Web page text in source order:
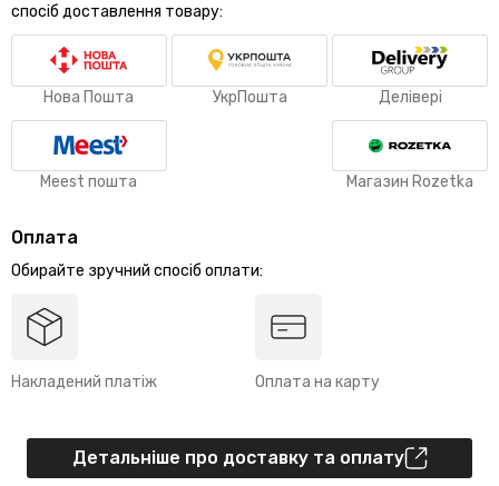
спосіб доставлення товару:
Нова Пошта УкрПошта Делівері
Meest пошта Магазин Rozetka
Оплата
Обирайте зручний спосіб оплати:
Накладений платіж Оплата на карту
Детальніше про доставку та оплату